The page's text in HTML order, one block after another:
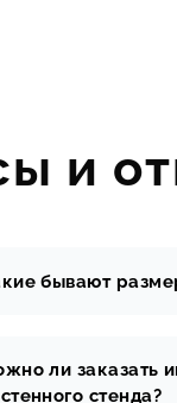
и
бывают
ли заказать
стенда?